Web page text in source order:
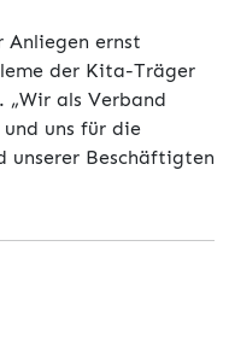
Anliegen ernst
der Kita-Träger
„Wir als Verband
uns für die
unserer Beschäftigten